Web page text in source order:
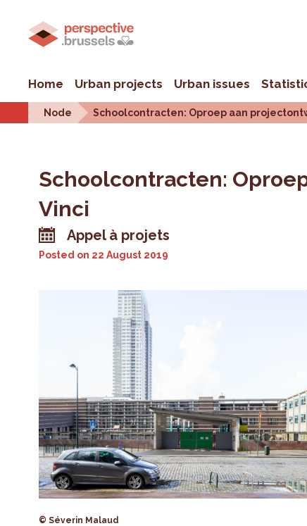
Home Urban projects Urban issues
Node Schoolcontracten: Oproep aan
Schoolcontracten:
Vinci
Appel à projets
Posted on 22 August 2019
© Séverin Malaud